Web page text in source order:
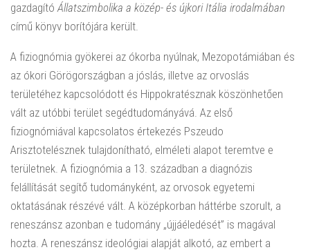
gazdagítóÁllatszimbolika a közép- és újkori Itália irodalmában
című könyv borítójára került.
A fiziognómia gyökerei az ókorba nyúlnak, Mezopotámiában és
az ókori Görögországban a jóslás, illetve az orvoslás
területéhez kapcsolódott és Hippokratésznak köszönhetően
vált az utóbbi terület segédtudományává. Az első
fiziognómiával kapcsolatos értekezés Pszeudo
Arisztotelésznek tulajdonítható, elméleti alapot teremtve e
területnek. A fiziognómia a 13. században a diagnózis
felállítását segítő tudományként, az orvosok egyetemi
oktatásának részévé vált. A középkorban háttérbe szorult, a
reneszánsz azonban e tudomány „újjáéledését” is magával
hozta. A reneszánsz ideológiai alapját alkotó, az embert a